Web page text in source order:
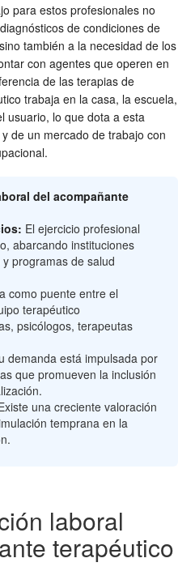
para estos profesionales no
de condiciones de
también a la necesidad de los
con agentes que operen en
de las terapias de
trabaja en la casa, la escuela,
usuario, lo que dota a esta
de un mercado de trabajo con
del acompañante
El ejercicio profesional
abarcando instituciones
programas de salud
como puente entre el
terapéutico
psicólogos, terapeutas
demanda está impulsada por
que promueven la inclusión
una creciente valoración
temprana en la
laboral
terapéutico